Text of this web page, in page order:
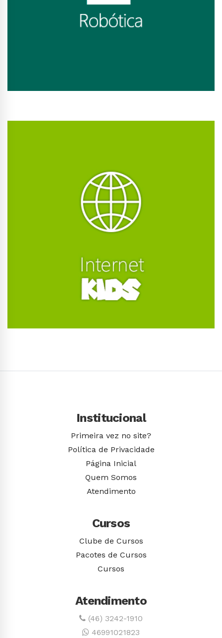
Institucional
Primeira vez no site?
Política de Privacidade
Página Inicial
Quem Somos
Atendimento
Cursos
Clube de Cursos
Pacotes de Cursos
Cursos
Atendimento
(46) 3242-1910
46991021823